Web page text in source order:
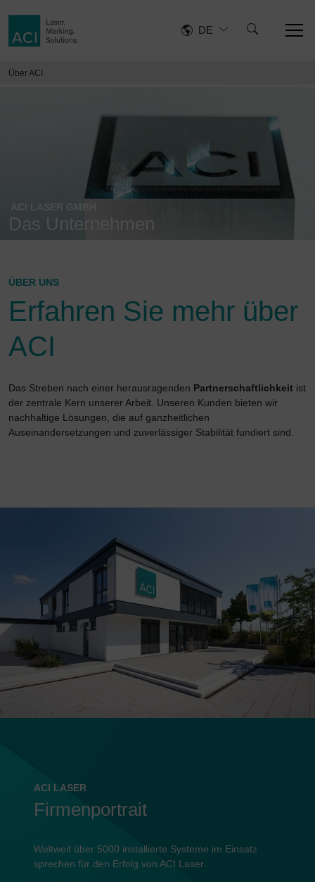
DE
Über ACI
ACI LASER GMBH
Das Unternehmen
ÜBER UNS
Erfahren Sie mehr über
ACI
Das Streben nach einer herausragenden Partnerschaftlichkeit ist
der zentrale Kern unserer Arbeit. Unseren Kunden bieten wir
nachhaltige Lösungen, die auf ganzheitlichen
Auseinandersetzungen und zuverlässiger Stabilität fundiert sind.
ACI LASER
Firmenportrait
Weltweit über 5000 installierte Systeme im Einsatz
sprechen für den Erfolg von ACI Laser.